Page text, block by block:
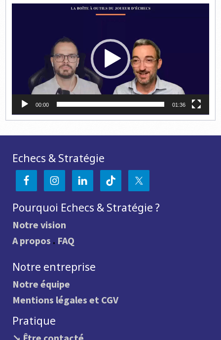
00:00 01:36
Echecs & Stratégie
Pourquoi Echecs & Stratégie ?
Notre vision
A propos . FAQ
Notre entreprise
Notre équipe
Mentions légales et CGV
Pratique